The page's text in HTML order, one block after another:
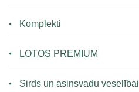
Komplekti
LOTOS PREMIUM
Sirds un asinsvadu veselībai